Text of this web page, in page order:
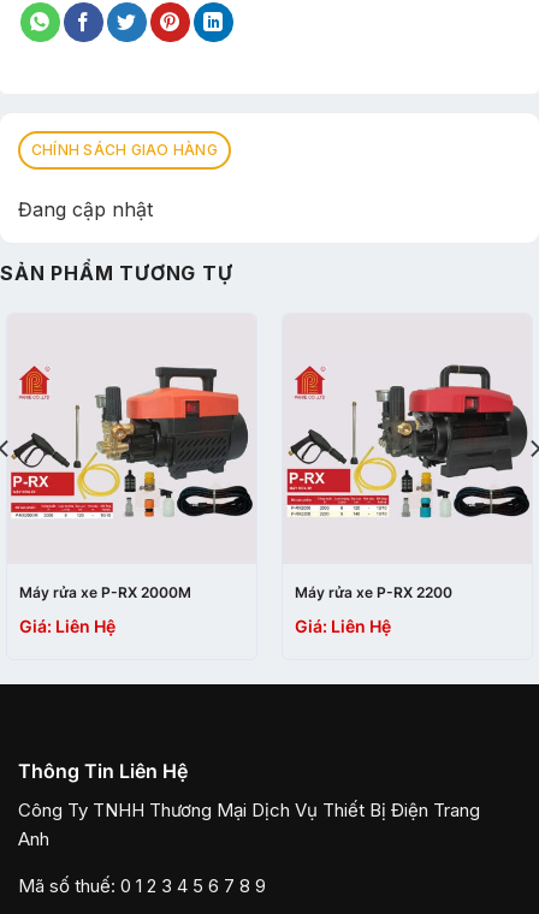
CHÍNH SÁCH GIAO HÀNG
Đang cập nhật
SẢN PHẨM TƯƠNG TỰ
Máy rửa xe P-RX 2000M
Giá: Liên Hệ
Máy rửa xe P-RX 2200
Giá: Liên Hệ
Thông Tin Liên Hệ
Công Ty TNHH Thương Mại Dịch Vụ Thiết Bị Điện Trang
Anh
Mã số thuế: 0 1 2 3 4 5 6 7 8 9